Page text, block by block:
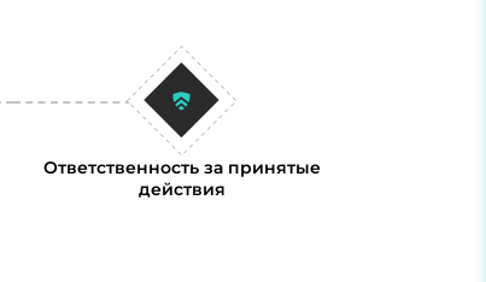
Ответственность за принятые
действия